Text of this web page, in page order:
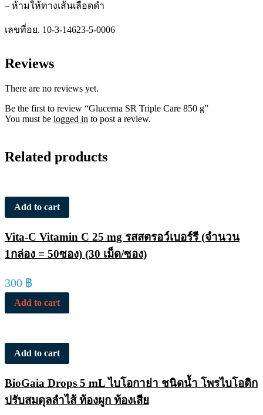
– ห้ามให้ทางเส้นเลือดดำ
เลขที่อย. 10-3-14623-5-0006
Reviews
There are no reviews yet.
Be the first to review “Glucerna SR Triple Care 850 g”
You must be logged in to post a review.
Related products
Add to cart
Vita-C Vitamin C 25 mg รสสตรอว์เบอร์รี (จำนวน
1กล่อง = 50ซอง) (30 เม็ด/ซอง)
300 ฿
Add to cart
Add to cart
BioGaia Drops 5 mL ไบโอกาย่า ชนิดน้ำ โพรไบโอติก
ปรับสมดุลลำไส้ ท้องผูก ท้องเสีย